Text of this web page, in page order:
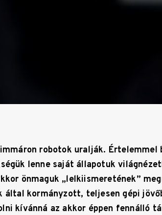
robotok uralják. Értelemmel
lenne saját állapotuk
önmaguk „lelkiismeretének”
kormányzott, teljesen gépi
kívánná az akkor éppen fennálló